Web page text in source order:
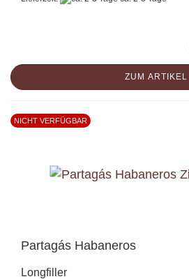
ZUM ARTIKEL
NICHT VERFÜGBAR
Partagás Habaneros
Longfiller